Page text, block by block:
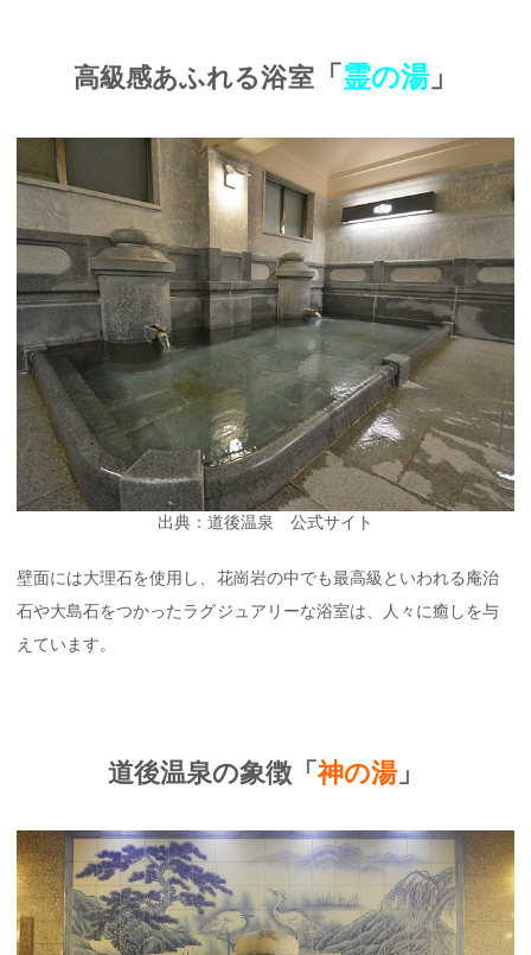
高級感あふれる浴室「 霊の湯」
出典：道後温泉 公式サイト
壁面には大理石を使用し、花崗岩の中でも最高級といわれる庵治
石や大島石をつかったラグジュアリーな浴室は、人々に癒しを与
えています。
道後温泉の象徴「神の湯」